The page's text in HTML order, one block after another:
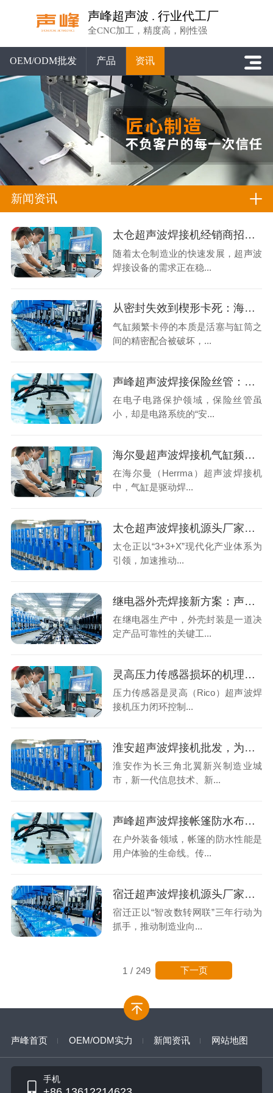
声峰超声波 . 行业代工厂
全CNC加工，精度高，刚性强
OEM/ODM批发 产品 资讯
新闻资讯
太仓超声波焊接机经销商招募，声峰源头工厂诚邀德企之乡合伙人
随着太仓制造业的快速发展，超声波
焊接设备的需求正在稳...
从密封失效到楔形卡死：海尔曼气缸频繁卡停的机理分析与专业修复
气缸频繁卡停的本质是活塞与缸筒之
间的精密配合被破坏，...
声峰超声波焊接保险丝管：小部件里的大工艺革新
在电子电路保护领域，保险丝管虽
小，却是电路系统的“安...
海尔曼超声波焊接机气缸频繁卡停？系统性排查与专业解决方案
在海尔曼（Herrma）超声波焊接机
中，气缸是驱动焊...
太仓超声波焊接机源头厂家怎么选？声峰超声波用实力说话
太仓正以“3+3+X”现代化产业体系为
引领，加速推动...
继电器外壳焊接新方案：声峰超声波技术为何成为行业首选？
在继电器生产中，外壳封装是一道决
定产品可靠性的关键工...
灵高压力传感器损坏的机理分析与专业修复
压力传感器是灵高（Rico）超声波焊
接机压力闭环控制...
淮安超声波焊接机批发，为什么要跳过本地中间商找广东源头工厂？
淮安作为长三角北翼新兴制造业城
市，新一代信息技术、新...
声峰超声波焊接帐篷防水布：告别针孔渗漏，拥抱无缝坚固
在户外装备领域，帐篷的防水性能是
用户体验的生命线。传...
宿迁超声波焊接机源头厂家怎么选？声峰超声波用实力说话
宿迁正以“智改数转网联”三年行动为
抓手，推动制造业向...
1 / 249 下一页
声峰首页 OEM/ODM实力 新闻资讯 网站地图
手机